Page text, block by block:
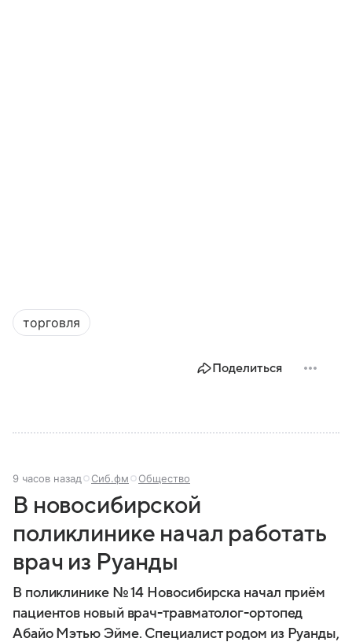
торговля
Поделиться
9 часов назад Сиб.фм Общество
В новосибирской
поликлинике начал работать
врач из Руанды
В поликлинике № 14 Новосибирска начал приём
пациентов новый врач-травматолог-ортопед
Абайо Мэтью Эйме. Специалист родом из Руанды,